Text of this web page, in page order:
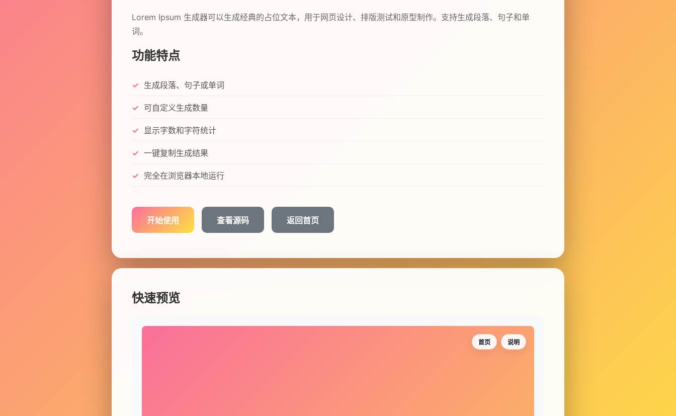
Lorem Ipsum 生成器可以生成经典的占位文本，用于网页设计、排版测试和原型制作。支持生成段落、句子和单
词。
功能特点
生成段落、句子或单词
可自定义生成数量
显示字数和字符统计
一键复制生成结果
完全在浏览器本地运行
开始使用 查看源码 返回首页
快速预览